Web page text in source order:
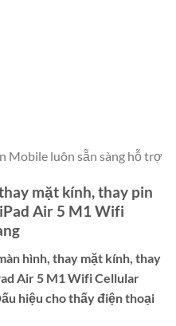
Mobile luôn sẵn sàng hỗ trợ
mặt kính, thay pin
Air 5 M1 Wifi
hình, thay mặt kính, thay
Air 5 M1 Wifi Cellular
hiệu cho thấy điện thoại